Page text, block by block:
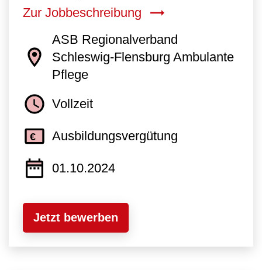
Zur Jobbeschreibung
ASB Regionalverband
Schleswig-Flensburg Ambulante
Pflege
Vollzeit
Ausbildungsvergütung
01.10.2024
Jetzt bewerben